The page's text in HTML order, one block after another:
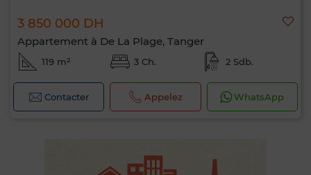
3 850 000 DH
Appartement à De La Plage, Tanger
119 m² 3 Ch. 2 Sdb.
Contacter Appelez WhatsApp